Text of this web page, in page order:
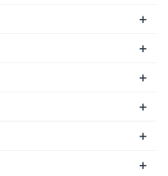
+
+
+
+
+
+